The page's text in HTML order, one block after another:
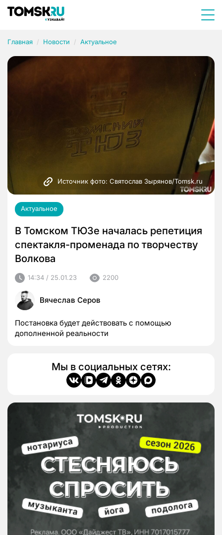
Главная Новости Актуальное
Источник фото: Святослав Зырянов/Tomsk.ru
Актуальное
В Томском ТЮЗе началась репетиция
спектакля-променада по творчеству
Волкова
14:34 / 25.01.23 2200
Вячеслав Серов
Постановка будет действовать с помощью
дополненной реальности
Мы в социальных сетях: